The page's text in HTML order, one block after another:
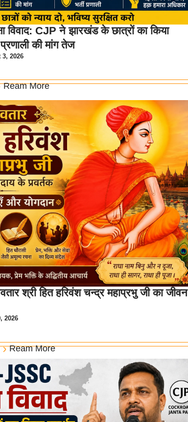
विवाद: CJP ने झारखंड के छात्रों का किया
प्रणाली की मांग तेज
2026
Ream More
श्री हित हरिवंश चन्द्र महाप्रभु जी का जीवन
2026
Ream More